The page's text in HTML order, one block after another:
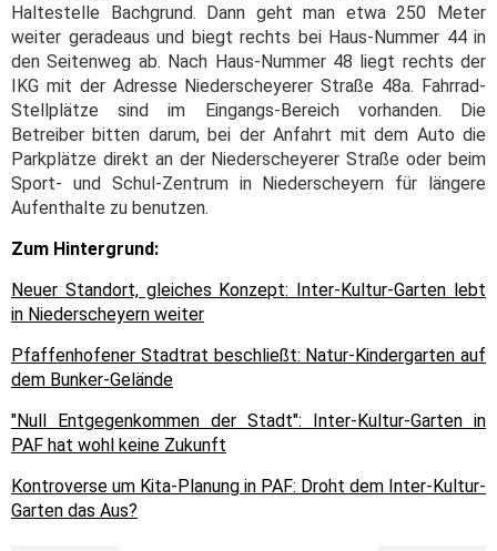
Haltestelle Bachgrund. Dann geht man etwa 250 Meter
weiter geradeaus und biegt rechts bei Haus-Nummer 44 in
den Seitenweg ab. Nach Haus-Nummer 48 liegt rechts der
IKG mit der Adresse Niederscheyerer Straße 48a. Fahrrad-
Stellplätze sind im Eingangs-Bereich vorhanden. Die
Betreiber bitten darum, bei der Anfahrt mit dem Auto die
Parkplätze direkt an der Niederscheyerer Straße oder beim
Sport- und Schul-Zentrum in Niederscheyern für längere
Aufenthalte zu benutzen.
Zum Hintergrund:
Neuer Standort, gleiches Konzept: Inter-Kultur-Garten lebt
in Niederscheyern weiter
Pfaffenhofener Stadtrat beschließt: Natur-Kindergarten auf
dem Bunker-Gelände
"Null Entgegenkommen der Stadt": Inter-Kultur-Garten in
PAF hat wohl keine Zukunft
Kontroverse um Kita-Planung in PAF: Droht dem Inter-Kultur-
Garten das Aus?